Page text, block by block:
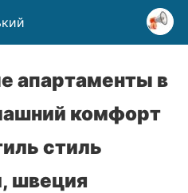
апартаменты в
комфорт
стиль
швеция